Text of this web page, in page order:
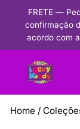
FRETE —
confirmação
acordo com
Home /